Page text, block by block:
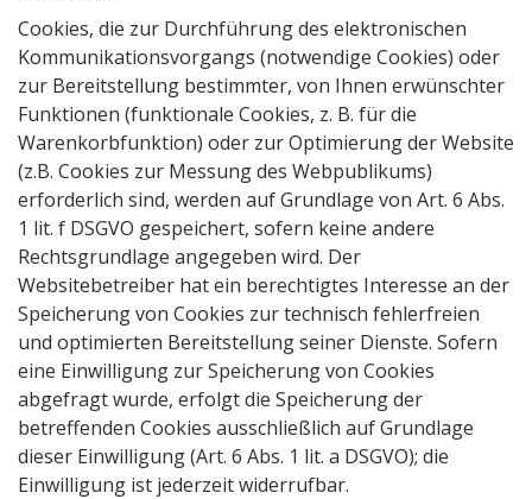
Cookies, die zur Durchführung des elektronischen
Kommunikationsvorgangs (notwendige Cookies) oder
zur Bereitstellung bestimmter, von Ihnen erwünschter
Funktionen (funktionale Cookies, z. B. für die
Warenkorbfunktion) oder zur Optimierung der Website
(z.B. Cookies zur Messung des Webpublikums)
erforderlich sind, werden auf Grundlage von Art. 6 Abs.
1 lit. f DSGVO gespeichert, sofern keine andere
Rechtsgrundlage angegeben wird. Der
Websitebetreiber hat ein berechtigtes Interesse an der
Speicherung von Cookies zur technisch fehlerfreien
und optimierten Bereitstellung seiner Dienste. Sofern
eine Einwilligung zur Speicherung von Cookies
abgefragt wurde, erfolgt die Speicherung der
betreffenden Cookies ausschließlich auf Grundlage
dieser Einwilligung (Art. 6 Abs. 1 lit. a DSGVO); die
Einwilligung ist jederzeit widerrufbar.